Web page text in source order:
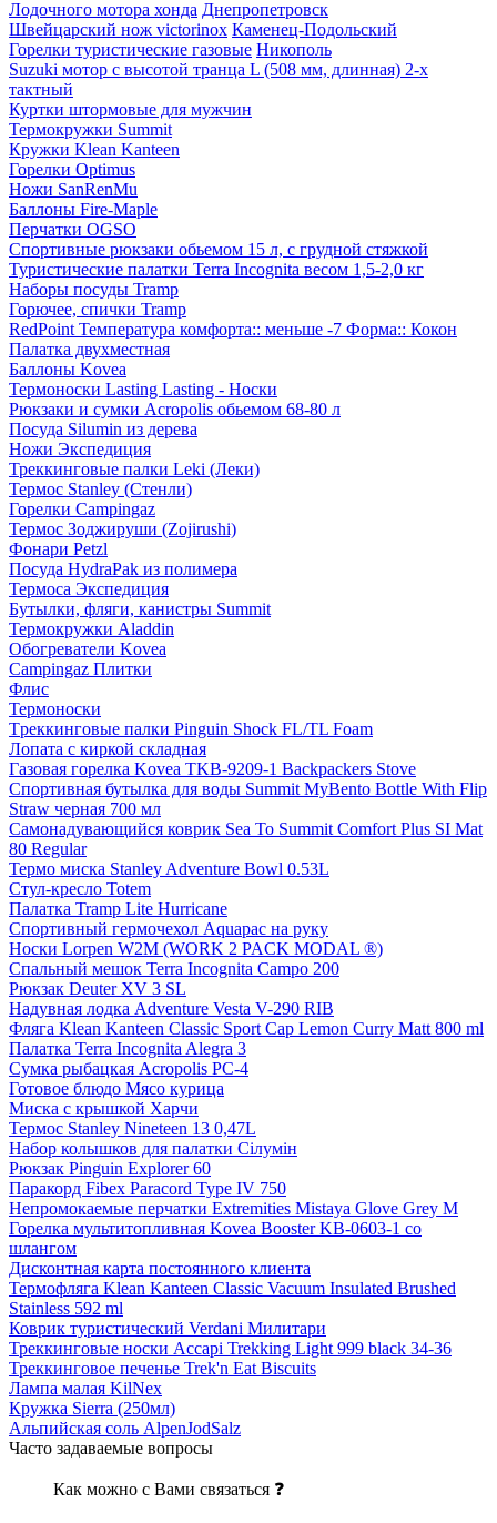
Лодочного мотора хонда Днепропетровск
Швейцарский нож victorinox Каменец-Подольский
Горелки туристические газовые Никополь
Suzuki мотор с высотой транца L (508 мм, длинная) 2-х
тактный
Куртки штормовые для мужчин
Термокружки Summit
Кружки Klean Kanteen
Горелки Optimus
Ножи SanRenMu
Баллоны Fire-Maple
Перчатки OGSO
Спортивные рюкзаки обьемом 15 л, с грудной стяжкой
Туристические палатки Terra Incognita весом 1,5-2,0 кг
Наборы посуды Tramp
Горючее, спички Tramp
RedPoint Температура комфорта:: меньше -7 Форма:: Кокон
Палатка двухместная
Баллоны Kovea
Термоноски Lasting Lasting - Носки
Рюкзаки и сумки Acropolis обьемом 68-80 л
Посуда Silumin из дерева
Ножи Экспедиция
Треккинговые палки Leki (Леки)
Термос Stanley (Стенли)
Горелки Campingaz
Термос Зоджируши (Zojirushi)
Фонари Petzl
Посуда HydraPak из полимера
Термоса Экспедиция
Бутылки, фляги, канистры Summit
Термокружки Aladdin
Обогреватели Kovea
Campingaz Плитки
Флис
Термоноски
Tреккинговые палки Pinguin Shock FL/TL Foam
Лопата с киркой складная
Газовая горелка Kovea TKB-9209-1 Backpackers Stove
Спортивная бутылка для воды Summit MyBento Bottle With Flip
Straw черная 700 мл
Самонадувающийся коврик Sea To Summit Comfort Plus SI Mat
80 Regular
Термо миска Stanley Adventure Bowl 0.53L
Стул-кресло Totem
Палатка Tramp Lite Hurricane
Спортивный гермочехол Aquapac на руку
Носки Lorpen W2M (WORK 2 PACK MODAL ®)
Спальный мешок Terra Incognita Campo 200
Рюкзак Deuter XV 3 SL
Надувная лодка Adventure Vesta V-290 RIB
Фляга Klean Kanteen Classic Sport Cap Lemon Curry Matt 800 ml
Палатка Terra Incognita Alegra 3
Сумка рыбацкая Acropolis РС-4
Готовое блюдо Мясо курица
Миска с крышкой Харчи
Термос Stanley Nineteen 13 0,47L
Набор колышков для палатки Сілумін
Рюкзак Pinguin Explorer 60
Паракорд Fibex Paracord Type IV 750
Непромокаемые перчатки Extremities Mistaya Glove Grey M
Горелка мультитопливная Kovea Booster KB-0603-1 со
шлангом
Дисконтная карта постоянного клиента
Термофляга Klean Kanteen Classic Vacuum Insulated Brushed
Stainless 592 ml
Коврик туристический Verdani Милитари
Треккинговые носки Accapi Trekking Light 999 black 34-36
Треккинговое печенье Trek'n Eat Biscuits
Лампа малая KilNex
Кружка Sierra (250мл)
Альпийская соль AlpenJodSalz
Часто задаваемые вопросы
Как можно с Вами связаться ❓